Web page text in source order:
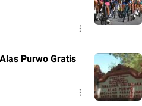
Purwo Gratis